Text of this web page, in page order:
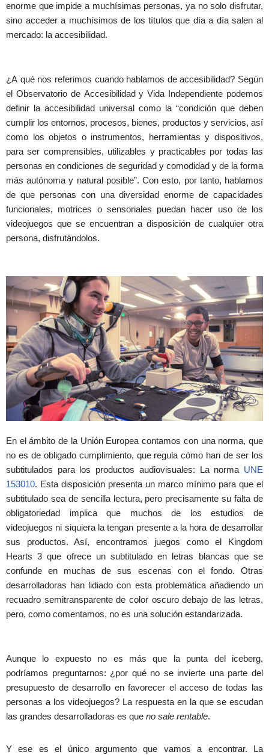
enorme que impide a muchísimas personas, ya no solo disfrutar,
sino acceder a muchísimos de los títulos que día a día salen al
mercado: la accesibilidad.
¿A qué nos referimos cuando hablamos de accesibilidad? Según
el Observatorio de Accesibilidad y Vida Independiente podemos
definir la accesibilidad universal como la “condición que deben
cumplir los entornos, procesos, bienes, productos y servicios, así
como los objetos o instrumentos, herramientas y dispositivos,
para ser comprensibles, utilizables y practicables por todas las
personas en condiciones de seguridad y comodidad y de la forma
más autónoma y natural posible”. Con esto, por tanto, hablamos
de que personas con una diversidad enorme de capacidades
funcionales, motrices o sensoriales puedan hacer uso de los
videojuegos que se encuentran a disposición de cualquier otra
persona, disfrutándolos.
En el ámbito de la Unión Europea contamos con una norma, que
no es de obligado cumplimiento, que regula cómo han de ser los
subtitulados para los productos audiovisuales: La norma UNE
153010. Esta disposición presenta un marco mínimo para que el
subtitulado sea de sencilla lectura, pero precisamente su falta de
obligatoriedad implica que muchos de los estudios de
videojuegos ni siquiera la tengan presente a la hora de desarrollar
sus productos. Así, encontramos juegos como el Kingdom
Hearts 3 que ofrece un subtitulado en letras blancas que se
confunde en muchas de sus escenas con el fondo. Otras
desarrolladoras han lidiado con esta problemática añadiendo un
recuadro semitransparente de color oscuro debajo de las letras,
pero, como comentamos, no es una solución estandarizada.
Aunque lo expuesto no es más que la punta del iceberg,
podríamos preguntarnos: ¿por qué no se invierte una parte del
presupuesto de desarrollo en favorecer el acceso de todas las
personas a los videojuegos? La respuesta en la que se escudan
las grandes desarrolladoras es que no sale rentable.
Y ese es el único argumento que vamos a encontrar. La